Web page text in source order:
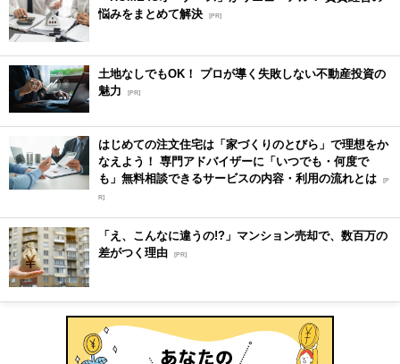
悩みをまとめて解決 [PR]
土地なしでもOK！ プロが導く失敗しない不動産投資の
魅力
[PR]
はじめての注文住宅は「家づくりのとびら」で理想をか
なえよう！ 専門アドバイザーに「いつでも・何度で
も」無料相談できるサービスの内容・利用の流れとは [P
R]
「え、こんなに違うの!?」マンション売却で、数百万の
差がつく理由 [PR]